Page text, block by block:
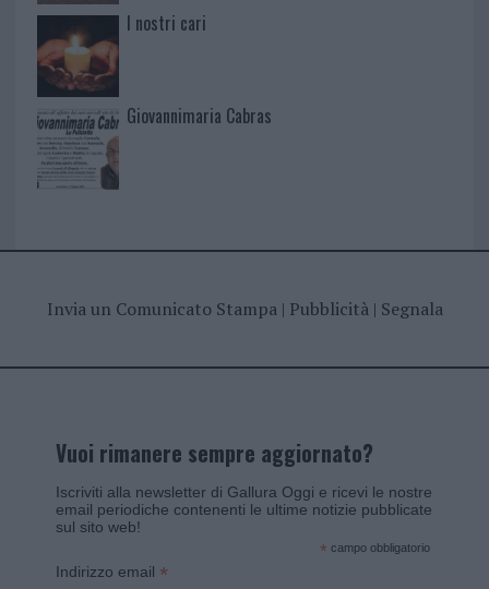
I nostri cari
Giovannimaria Cabras
Invia un Comunicato Stampa| Pubblicità| Segnala
Vuoi rimanere sempre aggiornato?
Iscriviti alla newsletter di Gallura Oggi e ricevi le nostre
email periodiche contenenti le ultime notizie pubblicate
sul sito web!
* campo obbligatorio
Indirizzo email *